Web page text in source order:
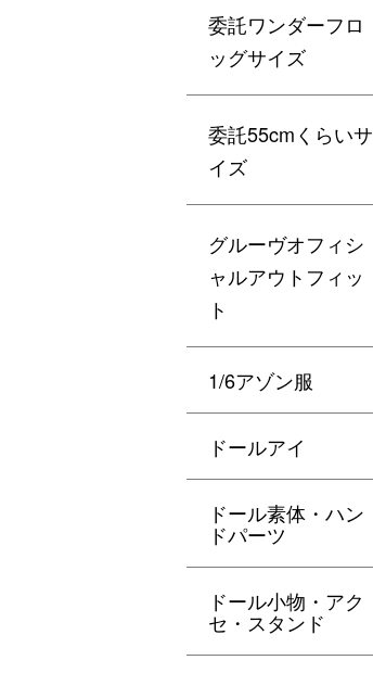
委託ワンダーフロ
ッグサイズ
委託55cmくらいサ
イズ
グルーヴオフィシ
ャルアウトフィッ
ト
1/6アゾン服
ドールアイ
ドール素体・ハン
ドパーツ
ドール小物・アク
セ・スタンド